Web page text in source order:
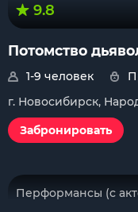
9.8
Потомство
1-9 человек
г. Новосибирск,
Забронировать
Перформансы (с